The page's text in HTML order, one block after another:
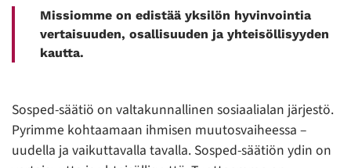
Missiomme on edistää yksilön hyvinvointia
vertaisuuden, osallisuuden ja yhteisöllisyyden
kautta.
Sosped-säätiö on valtakunnallinen sosiaalialan järjestö.
Pyrimme kohtaamaan ihmisen muutosvaiheessa –
uudella ja vaikuttavalla tavalla. Sosped-säätiön ydin on